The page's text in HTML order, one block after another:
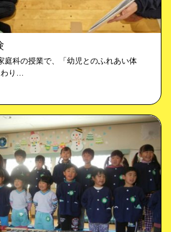
庭科の授業で、「幼児とのふれあい体
り…